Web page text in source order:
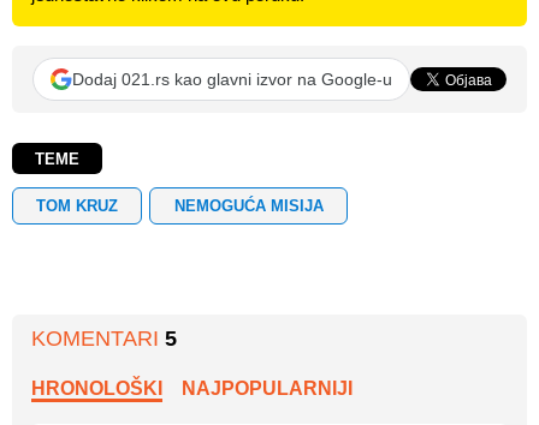
Dodaj 021.rs kao glavni izvor na Google-u
TEME
TOM KRUZ NEMOGUĆA MISIJA
KOMENTARI 5
HRONOLOŠKI NAJPOPULARNIJI